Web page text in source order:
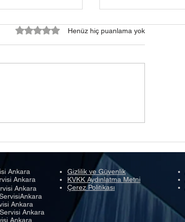
5 üzerinden 0 yıldızHenüz hiç puanlama yok
Ankara
Ankara
Ankara
Ankara
Ankara
Ankara
Gizlilik ve Güvenlik
KVKK Aydınlatma Metni
Çerez Politikası